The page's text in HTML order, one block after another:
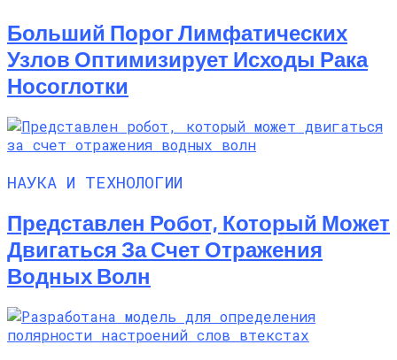
Больший Порог Лимфатических
Узлов Оптимизирует Исходы Рака
Носоглотки
НАУКА И ТЕХНОЛОГИИ
Представлен Робот, Который Может
Двигаться За Счет Отражения
Водных Волн